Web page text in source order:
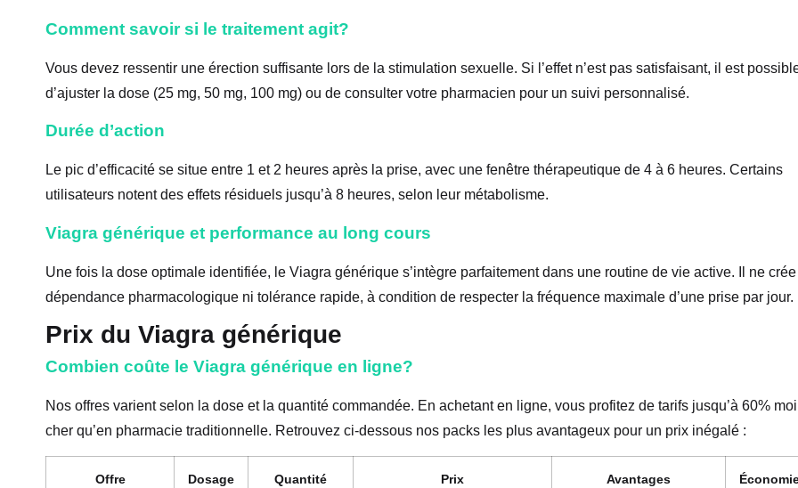
Comment savoir si le traitement agit?
Vous devez ressentir une érection suffisante lors de la stimulation sexuelle. Si l’effet n’est pas satisfaisant, il est
d’ajuster la dose (25 mg, 50 mg, 100 mg) ou de consulter votre pharmacien pour un suivi personnalisé.
Durée d’action
Le pic d’efficacité se situe entre 1 et 2 heures après la prise, avec une fenêtre thérapeutique de 4 à 6 heures. Certains
utilisateurs notent des effets résiduels jusqu’à 8 heures, selon leur métabolisme.
Viagra générique et performance au long cours
Une fois la dose optimale identifiée, le Viagra générique s’intègre parfaitement dans une routine de vie active. Il ne
dépendance pharmacologique ni tolérance rapide, à condition de respecter la fréquence maximale d’une prise par jour.
Prix du Viagra générique
Combien coûte le Viagra générique en ligne?
Nos offres varient selon la dose et la quantité commandée. En achetant en ligne, vous profitez de tarifs jusqu’à 60%
cher qu’en pharmacie traditionnelle. Retrouvez ci-dessous nos packs les plus avantageux pour un prix inégalé :
Offre Dosage Quantité Prix Avantages